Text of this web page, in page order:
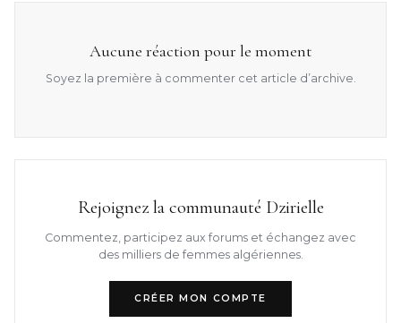
Aucune réaction pour le moment
Soyez la première à commenter cet article d’archive.
Rejoignez la communauté Dzirielle
Commentez, participez aux forums et échangez avec
des milliers de femmes algériennes.
CRÉER MON COMPTE